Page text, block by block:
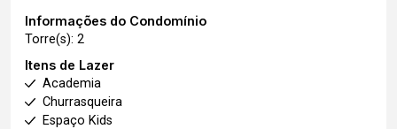
Informações do Condomínio
Torre(s): 2
Itens de Lazer
Academia
Churrasqueira
Espaço Kids